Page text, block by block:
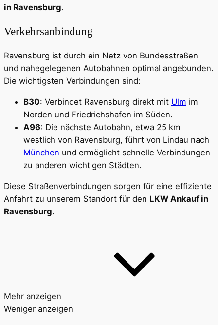
in Ravensburg.
Verkehrsanbindung
Ravensburg ist durch ein Netz von Bundesstraßen
und nahegelegenen Autobahnen optimal angebunden.
Die wichtigsten Verbindungen sind:
B30: Verbindet Ravensburg direkt mit Ulm im
Norden und Friedrichshafen im Süden.
A96: Die nächste Autobahn, etwa 25 km
westlich von Ravensburg, führt von Lindau nach
München und ermöglicht schnelle Verbindungen
zu anderen wichtigen Städten.
Diese Straßenverbindungen sorgen für eine effiziente
Anfahrt zu unserem Standort für den LKW Ankauf in
Ravensburg.
Mehr anzeigen
Weniger anzeigen